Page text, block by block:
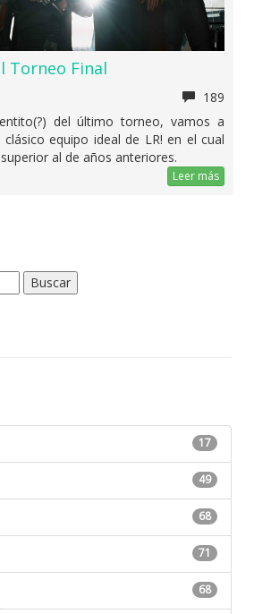
Torneo Final
189
del último torneo, vamos a
equipo ideal de LR! en el cual
al de años anteriores.
Leer más
17
49
68
71
68